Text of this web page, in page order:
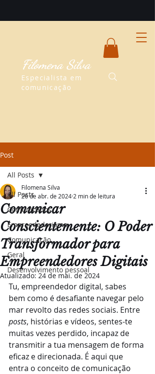
Filomena Silva
Especialista em
comunicação
Post
All Posts
Comunicados
Empreededorismo
Comunicação
Geral
Desenvolvimento pessoal
All Posts
Comunicar
Conscientemente: O Poder
Transformador para
Empreendedores Digitais
Filomena Silva
26 de abr. de 2024 2 min de leitura
Atualizado:24 de mai. de 2024
Tu, empreendedor digital, sabes
bem como é desafiante navegar pelo
mar revolto das redes sociais. Entre
posts, histórias e vídeos, sentes-te
muitas vezes perdido, incapaz de
transmitir a tua mensagem de forma
eficaz e direcionada. É aqui que
entra o conceito de comunicação